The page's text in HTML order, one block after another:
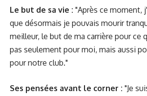
Le but de sa vie : "Après ce moment,
que désormais je pouvais mourir
meilleur, le but de ma carrière pour ce
pas seulement pour moi, mais aussi
pour notre club."
Ses pensées avant le corner : "Je